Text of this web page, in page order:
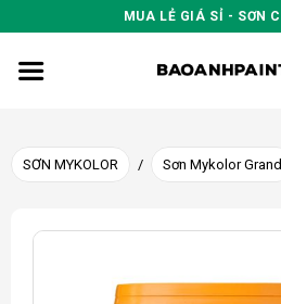
to
content
MUA LẺ GIÁ SỈ - SƠN
SƠN MYKOLOR / Sơn Mykolor Grand